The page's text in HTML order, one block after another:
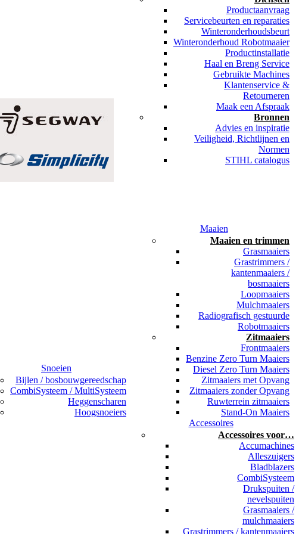
Productaanvraag
Servicebeurten en reparaties
Winteronderhoudsbeurt
Winteronderhoud Robotmaaier
Productinstallatie
Haal en Breng Service
Gebruikte Machines
Klantenservice &
Retourneren
Maak een Afspraak
Bronnen
Advies en inspiratie
Veiligheid, Richtlijnen en
Normen
STIHL catalogus
Snoeien
Bijlen / bosbouwgereedschap
CombiSysteem / MultiSysteem
Heggenscharen
Hoogsnoeiers
Maaien
Maaien en trimmen
Grasmaaiers
Grastrimmers /
kantenmaaiers /
bosmaaiers
Loopmaaiers
Mulchmaaiers
Radiografisch gestuurde
Robotmaaiers
Zitmaaiers
Frontmaaiers
Benzine Zero Turn Maaiers
Diesel Zero Turn Maaiers
Zitmaaiers met Opvang
Zitmaaiers zonder Opvang
Ruwterrein zitmaaiers
Stand-On Maaiers
Accessoires
Accessoires voor…
Accumachines
Alleszuigers
Bladblazers
CombiSysteem
Drukspuiten /
nevelspuiten
Grasmaaiers /
mulchmaaiers
Grastrimmers / kantenmaaiers